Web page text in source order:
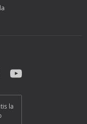
la